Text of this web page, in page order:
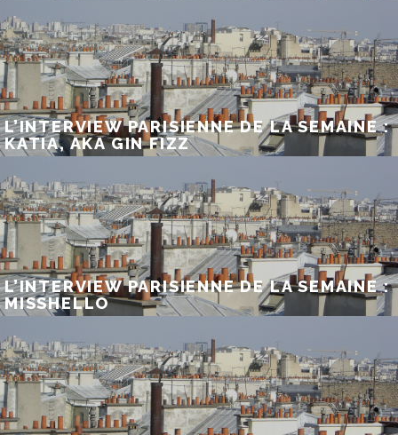
L’INTERVIEW PARISIENNE DE LA SEMAINE :
KATIA, AKA GIN FIZZ
L’INTERVIEW PARISIENNE DE LA SEMAINE :
MISSHELLO